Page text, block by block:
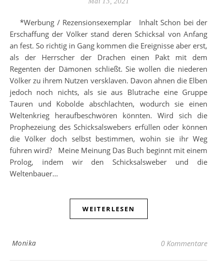
*Werbung / Rezensionsexemplar Inhalt Schon bei der
Erschaffung der Völker stand deren Schicksal von Anfang
an fest. So richtig in Gang kommen die Ereignisse aber erst,
als der Herrscher der Drachen einen Pakt mit dem
Regenten der Dämonen schließt. Sie wollen die niederen
Völker zu ihrem Nutzen versklaven. Davon ahnen die Elben
jedoch noch nichts, als sie aus Blutrache eine Gruppe
Tauren und Kobolde abschlachten, wodurch sie einen
Weltenkrieg heraufbeschwören könnten. Wird sich die
Prophezeiung des Schicksalswebers erfüllen oder können
die Völker doch selbst bestimmen, wohin sie ihr Weg
führen wird? Meine Meinung Das Buch beginnt mit einem
Prolog, indem wir den Schicksalsweber und die
Weltenbauer…
WEITERLESEN
Monika 0 Kommentare